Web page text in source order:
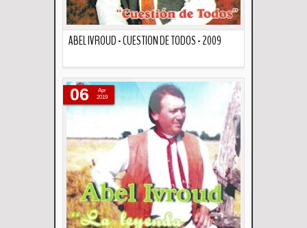
ABEL IVROUD - CUESTION DE TODOS - 2009
06
Apr
2019